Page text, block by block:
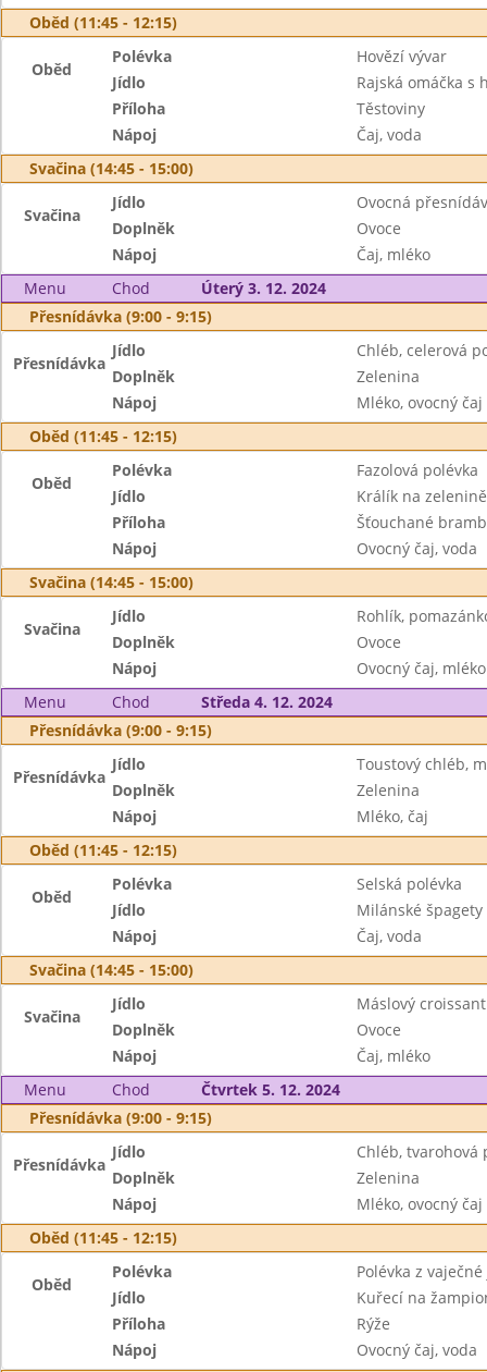
Oběd (11:45 - 12:15)
Oběd
Polévka
Hovězí vývar
Jídlo
Rajská omáčka s
Příloha
Těstoviny
Nápoj
Čaj, voda
Svačina (14:45 - 15:00)
Svačina
Jídlo
Ovocná
Doplněk
Ovoce
Nápoj
Čaj, mléko
Menu
Chod
Úterý 3. 12. 2024
Přesnídávka (9:00 - 9:15)
Přesnídávka
Jídlo
Chléb, celerová
Doplněk
Zelenina
Nápoj
Mléko, ovocný čaj
Oběd (11:45 - 12:15)
Oběd
Polévka
Fazolová polévka
Jídlo
Králík na zelenině
Příloha
Šťouchané
Nápoj
Ovocný čaj, voda
Svačina (14:45 - 15:00)
Svačina
Jídlo
Rohlík,
Doplněk
Ovoce
Nápoj
Ovocný čaj, mléko
Menu
Chod
Středa 4. 12. 2024
Přesnídávka (9:00 - 9:15)
Přesnídávka
Jídlo
Toustový chléb,
Doplněk
Zelenina
Nápoj
Mléko, čaj
Oběd (11:45 - 12:15)
Oběd
Polévka
Selská polévka
Jídlo
Milánské špagety
Nápoj
Čaj, voda
Svačina (14:45 - 15:00)
Svačina
Jídlo
Máslový croissant
Doplněk
Ovoce
Nápoj
Čaj, mléko
Menu
Chod
Čtvrtek 5. 12. 2024
Přesnídávka (9:00 - 9:15)
Přesnídávka
Jídlo
Chléb, tvarohová
Doplněk
Zelenina
Nápoj
Mléko, ovocný čaj
Oběd (11:45 - 12:15)
Oběd
Polévka
Polévka z
Jídlo
Kuřecí na
Příloha
Rýže
Nápoj
Ovocný čaj, voda